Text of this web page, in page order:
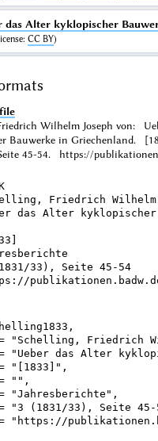
das Alter kyklopischer
: CC BY)
Wilhelm Joseph von:
Bauwerke in Griechenland.
45-54. https://
Friedrich Wilhelm
das Alter kyklopischer
33), Seite 45-54
"Schelling, Friedrich
das Alter
"[1833]",
"",
"Jahresberichte",
"3 (1831/33), Seite 45-